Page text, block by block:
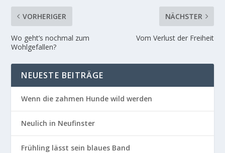
VORHERIGER
Wo geht’s nochmal zum
Wohlgefallen?
NÄCHSTER
Vom Verlust der Freiheit
NEUESTE BEITRÄGE
Wenn die zahmen Hunde wild werden
Neulich in Neufinster
Frühling lässt sein blaues Band